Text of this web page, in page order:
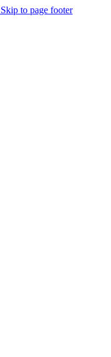
Skip to page footer